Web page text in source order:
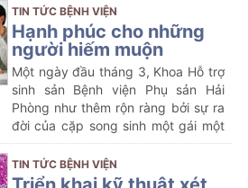
cống hiến hết mình với sự nghiệp,
trở thành người thầy thuốc của
nhân dân, như lời căn dặn của Chủ
tịch Hồ Chí Minh “Lương y như từ
mẫu”.
tuổi xế chiều thì tiền mãn kinh, mãn
kinh lại là yếu tố ảnh hưởng nhiều
nhất đến chất lượng cuộc sống.
TIN TỨC BỆNH VIỆN
Hạnh phúc cho những
người hiếm muộn
Một ngày đầu tháng 3, Khoa Hỗ trợ
sinh sản Bệnh viện Phụ sản Hải
Phòng như thêm rộn ràng bởi sự ra
đời của cặp song sinh một gái một
trai: Như Ý và Phúc An. Quả thực là
như ý và hạnh phúc nên vợ chồng
chị Trần Thị Yến (thôn An Liệt, xã
TIN TỨC BỆNH VIỆN